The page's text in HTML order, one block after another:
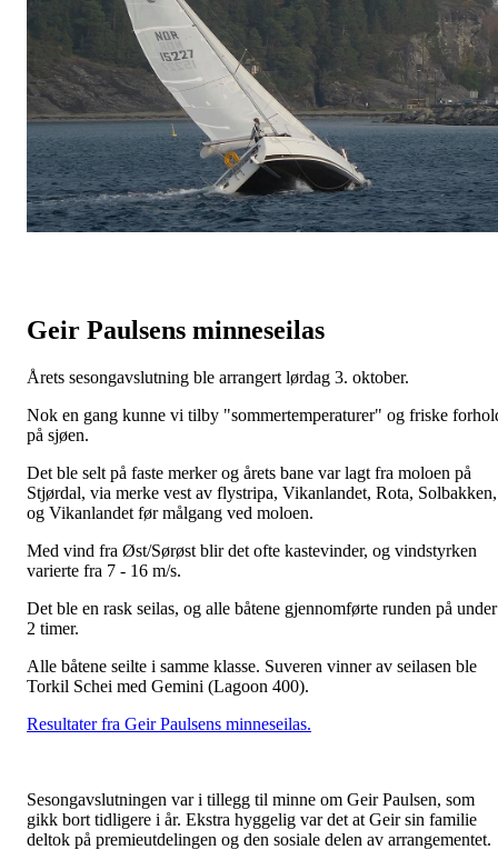
Geir Paulsens minneseilas
Årets sesongavslutning ble arrangert lørdag 3. oktober.
Nok en gang kunne vi tilby "sommertemperaturer" og friske
på sjøen.
Det ble selt på faste merker og årets bane var lagt fra moloen på
Stjørdal, via merke vest av flystripa, Vikanlandet, Rota, Solbakken,
og Vikanlandet før målgang ved moloen.
Med vind fra Øst/Sørøst blir det ofte kastevinder, og vindstyrken
varierte fra 7 - 16 m/s.
Det ble en rask seilas, og alle båtene gjennomførte runden på under
2 timer.
Alle båtene seilte i samme klasse. Suveren vinner av seilasen ble
Torkil Schei med Gemini (Lagoon 400).
Resultater fra Geir Paulsens minneseilas.
Sesongavslutningen var i tillegg til minne om Geir Paulsen, som
gikk bort tidligere i år. Ekstra hyggelig var det at Geir sin familie
deltok på premieutdelingen og den sosiale delen av